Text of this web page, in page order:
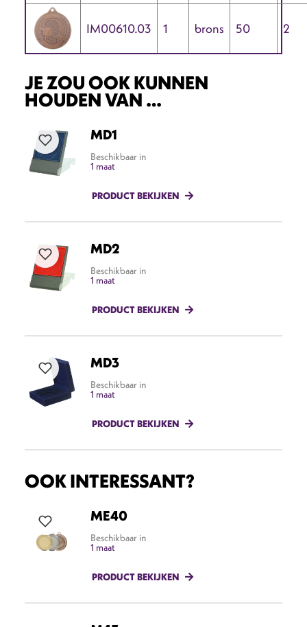
IM00610.03 1 brons 50 2
JE ZOU OOK KUNNEN
HOUDEN VAN …
MD1
Beschikbaar in
1 maat
PRODUCT BEKIJKEN
MD2
Beschikbaar in
1 maat
PRODUCT BEKIJKEN
MD3
Beschikbaar in
1 maat
PRODUCT BEKIJKEN
OOK INTERESSANT?
ME40
Beschikbaar in
1 maat
PRODUCT BEKIJKEN